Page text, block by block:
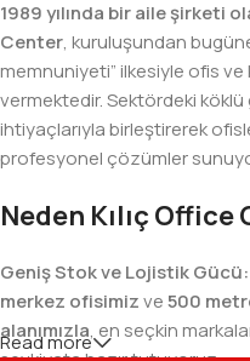
1989 yılında bir aile şirketi
Center, kuruluşundan
memnuniyeti” ilkesiyle ofis ve
vermektedir. Sektördeki
ihtiyaçlarıyla birleştirerek
profesyonel çözümler
Neden Kılıç Office
Geniş Stok ve Lojistik Gücü:
merkez ofisimizve500
alanımızla, en seçkin
Read more